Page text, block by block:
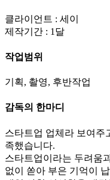
클라이언트 : 세이
제작기간 : 1달
작업범위
기획, 촬영, 후반작업
감독의 한마디
스타트업 업체라 보여주
족했습니다.
스타트업이라는 두려움
없이 쏟아 부은 기억이